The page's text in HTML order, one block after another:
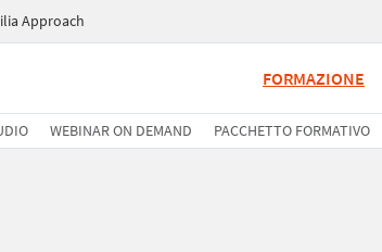
Approach
FORMAZIONE
WEBINAR ON DEMAND PACCHETTO FORMATIVO